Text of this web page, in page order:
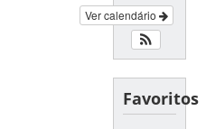
Ver calendário
Favoritos